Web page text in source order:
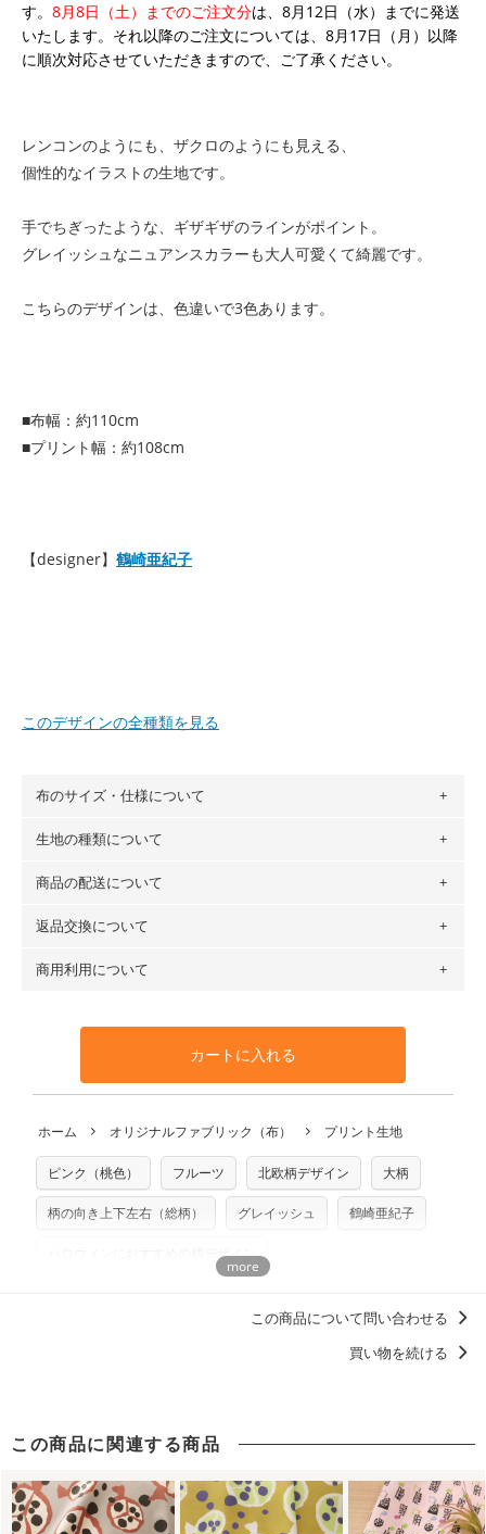
す。 8月8日（土）までのご注文分は、8月12日（水）までに発送
いたします。それ以降のご注文については、8月17日（月）以降
に順次対応させていただきますので、ご了承ください。
レンコンのようにも、ザクロのようにも見える、
個性的なイラストの生地です。
手でちぎったような、ギザギザのラインがポイント。
グレイッシュなニュアンスカラーも大人可愛くて綺麗です。
こちらのデザインは、色違いで3色あります。
■布幅：約110cm
■プリント幅：約108cm
【designer】 鶴崎亜紀子
このデザインの全種類を見る
布のサイズ・仕様について
布の長さは50cm単位での販売になります。
場合 → 購入数量「7」
※カットを希望の方は備考欄に「50cmずつカット希望」など
ご記載ください（50cm単位でのカットのみ）
プリント布の仕様についてもっと詳しく見る
生地の種類について
・現在、すべてのデザインのプリントに使用している生地は
ットン（ダブルガーゼ）・100％コットン（ローン）・コッ
トンリネン（ビエラ織）・100％コットン（ツイル）・
100％コットン（キャンバス・11号帆布）です。
生地見本サンプル（無料）を購入する
商品の配送について
・ネコポスでの配送は、布は2mまで型紙は2個までとなりま
も送料の表示が600円となり宅急便での配送となります。
となります。
※万が一、検品時に不備が見つかった場合は、4～5営業日後
※土日祝は営業日に含まれません。
※配送日のご指定は承れません。出来上がり次第、順次発送
返品交換について
・布はご注文後に注文数量のみをプリントするため、
購入後
や用尺をお間違えのないようお願いします。思っていた色味
と違う、などの理由での返品は承れません。予めご了承くだ
商用利用について
利用いただけます。「nunocoto fabric使用」といった記載
も不要です。（製品化した際に起こる全ての問題、クレーム
いませんのでご了承ください）
※有料型紙（ホームソーイング型紙シリーズ）および柄がえ
らべるキットに付属された型紙は商用利用できませんのでご
注意ください。型紙自体の転用・販売および型紙を使用して
商用利用についての詳細はこちら
カートに入れる
ホーム オリジナルファブリック（布） プリント生地
ピンク（桃色） フルーツ 北欧柄デザイン 大柄
柄の向き上下左右（総柄） グレイッシュ 鶴崎亜紀子
ハロウィンにおすすめの柄デザイン
この商品について問い合わせる
買い物を続ける
この商品に関連する商品